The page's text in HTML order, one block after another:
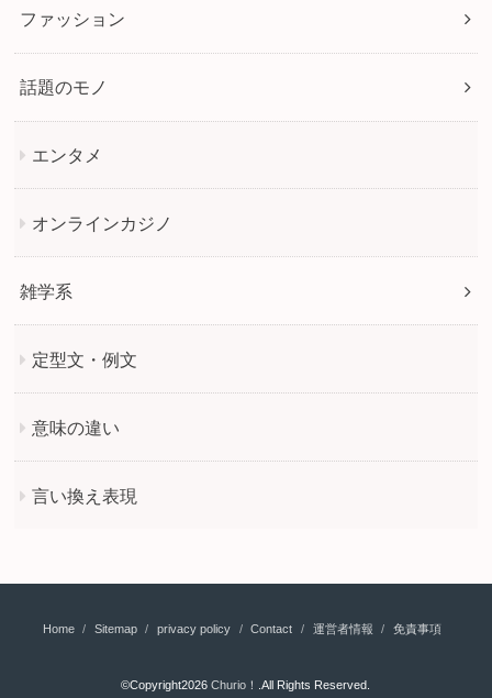
ファッション
話題のモノ
エンタメ
オンラインカジノ
雑学系
定型文・例文
意味の違い
言い換え表現
Home Sitemap privacy policy Contact 運営者情報 免責事項
©Copyright2026Churio！ .All Rights Reserved.